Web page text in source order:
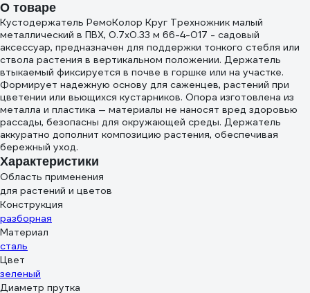
00096К
О товаре
Кустодержатель РемоКолор Круг Трехножник малый
металлический в ПВХ, 0.7х0.33 м 66-4-017 - садовый
аксессуар, предназначен для поддержки тонкого стебля или
ствола растения в вертикальном положении. Держатель
втыкаемый фиксируется в почве в горшке или на участке.
Формирует надежную основу для саженцев, растений при
цветении или вьющихся кустарников. Опора изготовлена из
металла и пластика — материалы не наносят вред здоровью
рассады, безопасны для окружающей среды. Держатель
аккуратно дополнит композицию растения, обеспечивая
бережный уход.
Характеристики
Область применения
для растений и цветов
Конструкция
разборная
Материал
сталь
Цвет
зеленый
Диаметр прутка